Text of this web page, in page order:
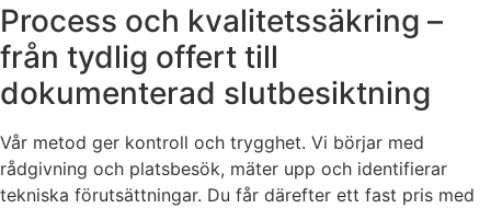
Process och kvalitetssäkring –
från tydlig offert till
dokumenterad slutbesiktning
Vår metod ger kontroll och trygghet. Vi börjar med
rådgivning och platsbesök, mäter upp och identifierar
tekniska förutsättningar. Du får därefter ett fast pris med